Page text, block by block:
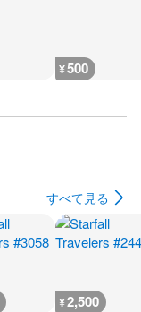
¥500
すべて見る
¥2,500